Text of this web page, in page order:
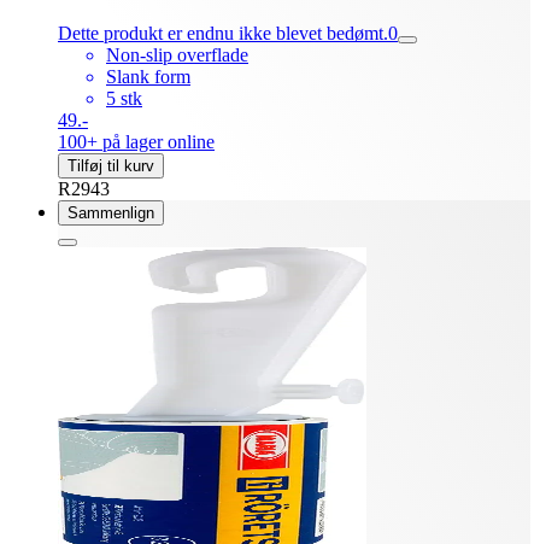
Dette produkt er endnu ikke blevet bedømt.0
Non-slip overflade
Slank form
5 stk
49.-
100+ på lager online
Tilføj til kurv
R2943
Sammenlign